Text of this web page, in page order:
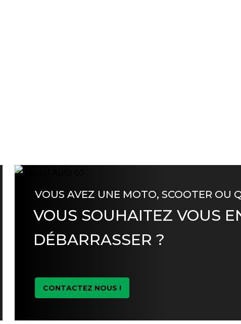
VOUS AVEZ UNE MOTO, SCOOTER OU
VOUS SOUHAITEZ VOUS
DÉBARRASSER ?
CONTACTEZ NOUS !